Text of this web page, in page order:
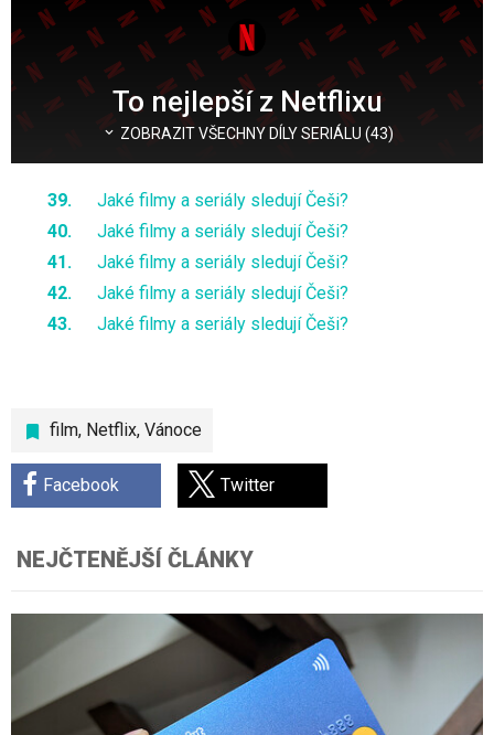
To nejlepší z Netflixu
ZOBRAZIT VŠECHNY DÍLY SERIÁLU (43)
Jaké filmy a seriály sledují Češi?
Jaké filmy a seriály sledují Češi?
Jaké filmy a seriály sledují Češi?
Jaké filmy a seriály sledují Češi?
Jaké filmy a seriály sledují Češi?
film, Netflix, Vánoce
Facebook Twitter
NEJČTENĚJŠÍ ČLÁNKY